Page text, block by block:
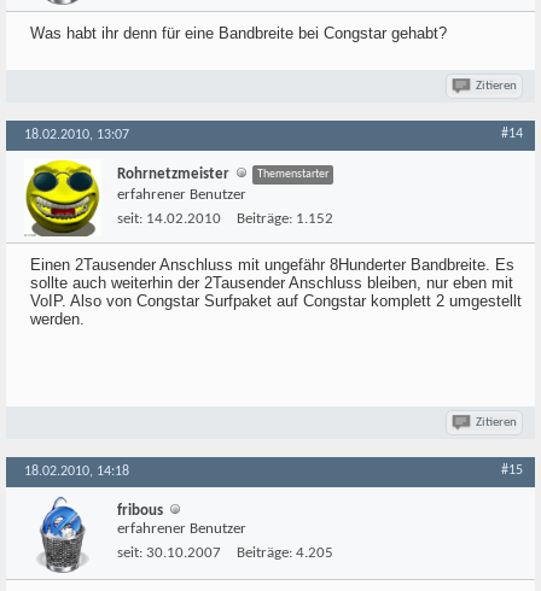
Was habt ihr denn für eine Bandbreite bei Congstar gehabt?
Zitieren
18.02.2010, 13:07 #14
Rohrnetzmeister Themenstarter
erfahrener Benutzer
seit: 14.02.2010 Beiträge: 1.152
Einen 2Tausender Anschluss mit ungefähr 8Hunderter Bandbreite. Es
sollte auch weiterhin der 2Tausender Anschluss bleiben, nur eben mit
VoIP. Also von Congstar Surfpaket auf Congstar komplett 2 umgestellt
werden.
Zitieren
18.02.2010, 14:18 #15
fribous
erfahrener Benutzer
seit: 30.10.2007 Beiträge: 4.205